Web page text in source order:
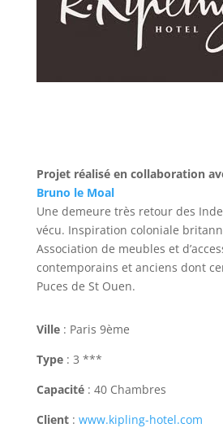
Projet réalisé en collaboration
Bruno le Moal
Une demeure très retour des
vécu. Inspiration coloniale
Association de meubles et
contemporains et anciens dont
Puces de St Ouen.
Ville: Paris 9ème
Type: 3 ***
Capacité: 40 Chambres
Client : www.kipling-hotel.com